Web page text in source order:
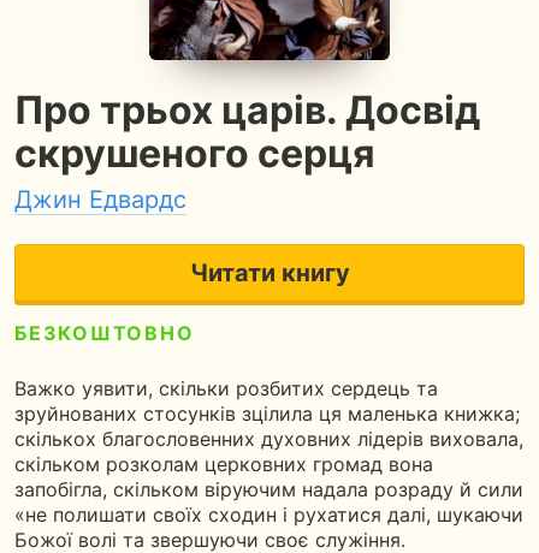
Про трьох царів. Досвід
скрушеного серця
Джин Едвардс
Читати книгу
БЕЗКОШТОВНО
Важко уявити, скільки розбитих сердець та
зруйнованих стосунків зцілила ця маленька книжка;
скількох благословенних духовних лідерів виховала,
скільком розколам церковних громад вона
запобігла, скільком віруючим надала розраду й сили
«не полишати своїх сходин і рухатися далі, шукаючи
Божої волі та звершуючи своє служіння.